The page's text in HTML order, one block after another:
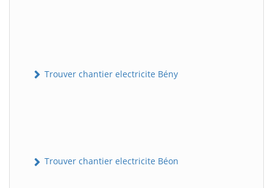
Trouver chantier electricite Bény
Trouver chantier electricite Béon